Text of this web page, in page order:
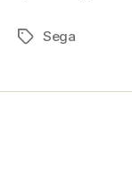
Tag Sega